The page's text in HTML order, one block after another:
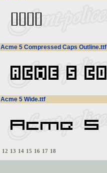
Acme 5 Compressed Caps Outline.ttf
Acme 5 Wide.ttf
12 13 14 15 16 17 18